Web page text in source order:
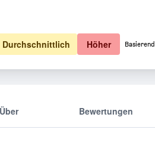
Über Bewertungen
Durchschnittlich Höher